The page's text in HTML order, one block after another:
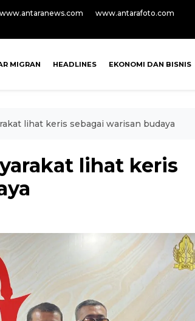
www.antaranews.com
www.antarafoto.com
MIGRAN HEADLINES EKONOMI DAN BISNIS
lihat keris sebagai warisan budaya
lihat keris